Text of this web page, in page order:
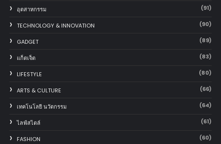
อุตสาหกรรม (91)
TECHNOLOGY & INNOVATION (90)
GADGET (89)
แก็ตเจ็ต (83)
LIFESTYLE (80)
ARTS & CULTURE (66)
เทคโนโลยี นวัตกรรม (64)
ไลฟ์สไตล์ (61)
FASHION (60)